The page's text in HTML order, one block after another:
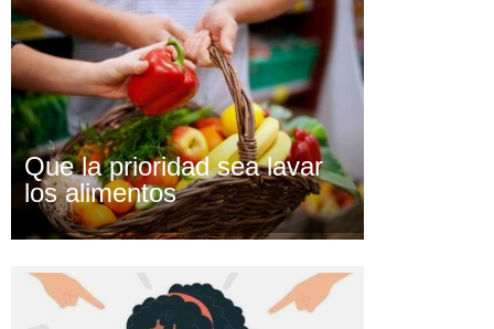
Que la prioridad sea lavar
los alimentos